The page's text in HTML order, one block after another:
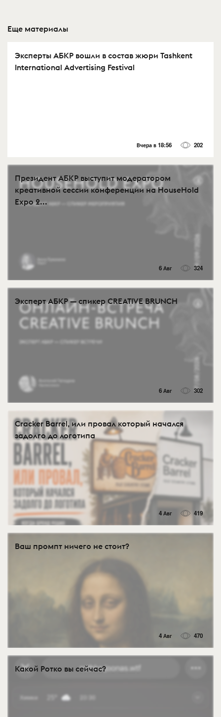
Еще материалы
Эксперты АБКР вошли в состав жюри Tashkent
International Advertising Festival
Вчера в 18:56 202
Президент АБКР выступит модератором
креативной сессии конференции на HouseHold
Expo 2...
6 Авг 324
Эксперт АБКР — спикер CREATIVE BRUNCH
6 Авг 302
Cracker Barrel, или провал который начался
задолго до логотипа
4 Авг 419
Ваш промпт ничего не стоит?
4 Авг 470
Какой Ротко вы сейчас?